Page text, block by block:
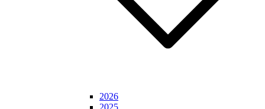
2026
2025